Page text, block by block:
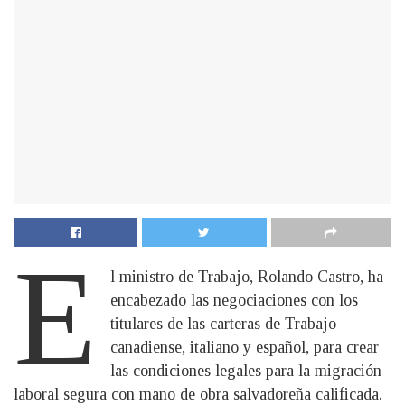
E
l ministro de Trabajo, Rolando Castro, ha
encabezado las negociaciones con los
titulares de las carteras de Trabajo
canadiense, italiano y español, para crear
las condiciones legales para la migración
laboral segura con mano de obra salvadoreña calificada.